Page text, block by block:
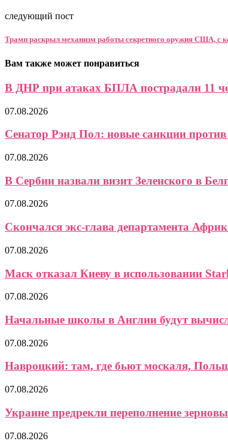
следующий пост
Трамп раскрыл механизм работы секретного оружия США, с
Вам также может понравиться
В ДНР при атаках БПЛА пострадали 11
07.08.2026
Сенатор Рэнд Пол: новые санкции
07.08.2026
В Сербии назвали визит Зеленского в
07.08.2026
Скончался экс-глава департамента
07.08.2026
Маск отказал Киеву в использовании
07.08.2026
Начальные школы в Англии будут
07.08.2026
Навроцкий: там, где бьют москаля,
07.08.2026
Украине предрекли переполнение
07.08.2026